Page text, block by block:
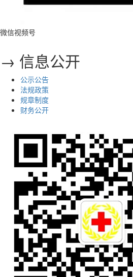
微信视频号
→ 信息公开
公示公告
法规政策
规章制度
财务公开